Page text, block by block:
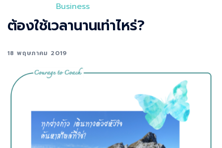
Business
ต้องใช้เวลานานเท่าไหร่?
18 พฤษภาคม 2019